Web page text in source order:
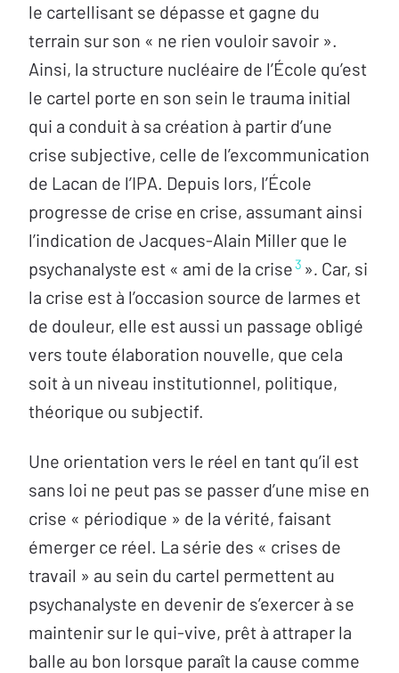
le cartellisant se dépasse et gagne du
terrain sur son « ne rien vouloir savoir ».
Ainsi, la structure nucléaire de l’École qu’est
le cartel porte en son sein le trauma initial
qui a conduit à sa création à partir d’une
crise subjective, celle de l’excommunication
de Lacan de l’IPA. Depuis lors, l’École
progresse de crise en crise, assumant ainsi
l’indication de Jacques-Alain Miller que le
psychanalyste est « ami de la crise3 ». Car, si
la crise est à l’occasion source de larmes et
de douleur, elle est aussi un passage obligé
vers toute élaboration nouvelle, que cela
soit à un niveau institutionnel, politique,
théorique ou subjectif.
Une orientation vers le réel en tant qu’il est
sans loi ne peut pas se passer d’une mise en
crise « périodique » de la vérité, faisant
émerger ce réel. La série des « crises de
travail » au sein du cartel permettent au
psychanalyste en devenir de s’exercer à se
maintenir sur le qui-vive, prêt à attraper la
balle au bon lorsque paraît la cause comme